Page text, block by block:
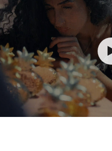
AGGIUNGERE AL
Azzurra
La Maison Fragonard Arles
Paris Museo del profumo
Museo della Moda e del
Costume Arles